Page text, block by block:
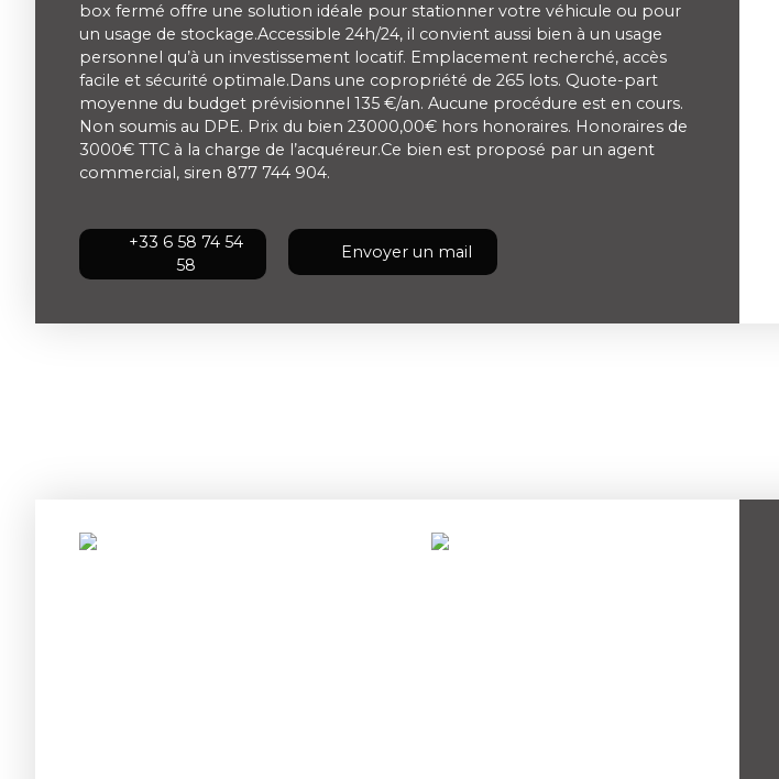
box fermé offre une solution idéale pour stationner votre véhicule ou pour
un usage de stockage.Accessible 24h/24, il convient aussi bien à un usage
personnel qu’à un investissement locatif. Emplacement recherché, accès
facile et sécurité optimale.Dans une copropriété de 265 lots. Quote-part
moyenne du budget prévisionnel 135 €/an. Aucune procédure est en cours.
Non soumis au DPE. Prix du bien 23000,00€ hors honoraires. Honoraires de
3000€ TTC à la charge de l’acquéreur.Ce bien est proposé par un agent
commercial, siren 877 744 904.
+33 6 58 74 54
58
Envoyer un mail